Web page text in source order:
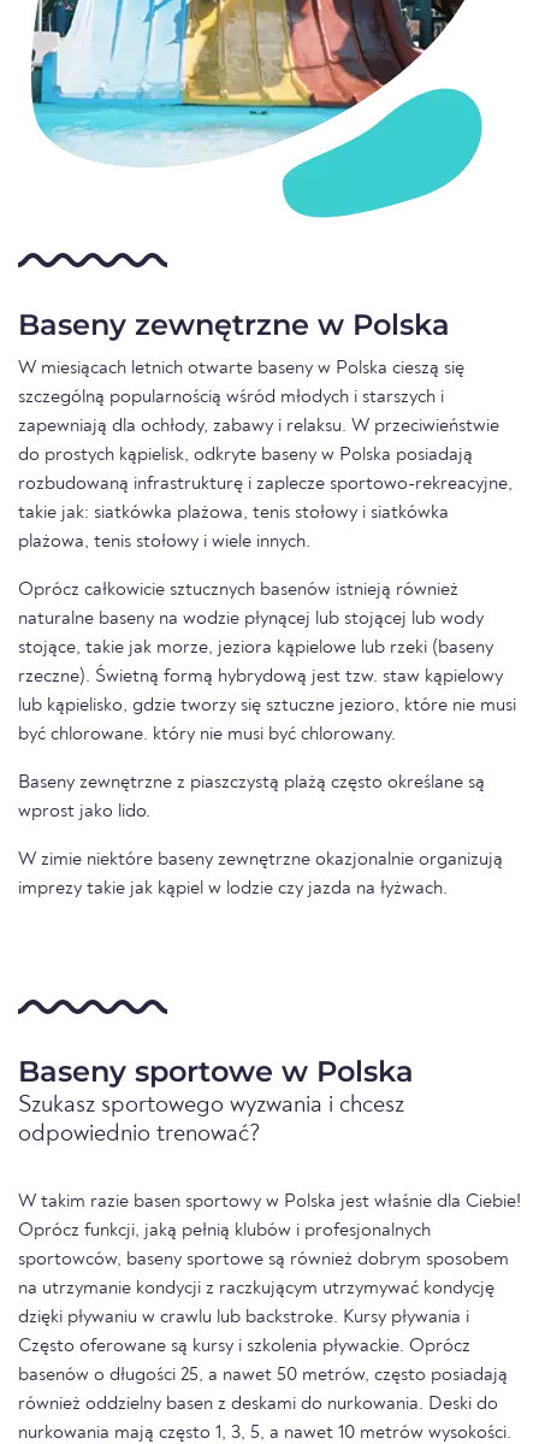
Baseny zewnętrzne w Polska
W miesiącach letnich otwarte baseny w Polska cieszą się
szczególną popularnością wśród młodych i starszych i
zapewniają dla ochłody, zabawy i relaksu. W przeciwieństwie
do prostych kąpielisk, odkryte baseny w Polska posiadają
rozbudowaną infrastrukturę i zaplecze sportowo-rekreacyjne,
takie jak: siatkówka plażowa, tenis stołowy i siatkówka
plażowa, tenis stołowy i wiele innych.
Oprócz całkowicie sztucznych basenów istnieją również
naturalne baseny na wodzie płynącej lub stojącej lub wody
stojące, takie jak morze, jeziora kąpielowe lub rzeki (baseny
rzeczne). Świetną formą hybrydową jest tzw. staw kąpielowy
lub kąpielisko, gdzie tworzy się sztuczne jezioro, które nie musi
być chlorowane. który nie musi być chlorowany.
Baseny zewnętrzne z piaszczystą plażą często określane są
wprost jako lido.
W zimie niektóre baseny zewnętrzne okazjonalnie organizują
imprezy takie jak kąpiel w lodzie czy jazda na łyżwach.
Baseny sportowe w Polska
Szukasz sportowego wyzwania i chcesz
odpowiednio trenować?
W takim razie basen sportowy w Polska jest właśnie dla Ciebie!
Oprócz funkcji, jaką pełnią klubów i profesjonalnych
sportowców, baseny sportowe są również dobrym sposobem
na utrzymanie kondycji z raczkującym utrzymywać kondycję
dzięki pływaniu w crawlu lub backstroke. Kursy pływania i
Często oferowane są kursy i szkolenia pływackie. Oprócz
basenów o długości 25, a nawet 50 metrów, często posiadają
również oddzielny basen z deskami do nurkowania. Deski do
nurkowania mają często 1, 3, 5, a nawet 10 metrów wysokości.